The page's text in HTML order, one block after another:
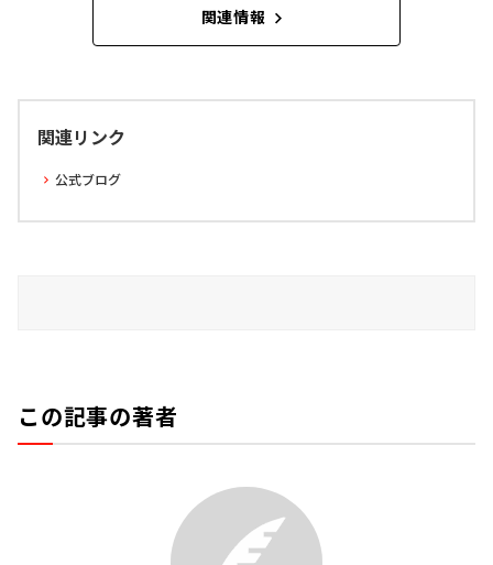
関連情報
関連リンク
公式ブログ
この記事の著者